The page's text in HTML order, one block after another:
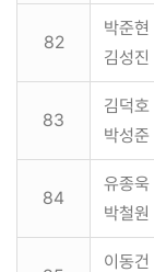
82
박준현
김성진
83
김덕호
박성준
84
유종욱
박철원
이동건